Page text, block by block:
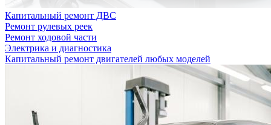
Капитальный ремонт ДВС
Ремонт рулевых реек
Ремонт ходовой части
Электрика и диагностика
Капитальный ремонт двигателей любых моделей